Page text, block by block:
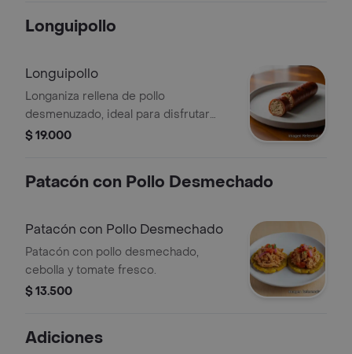
Longuipollo
Longuipollo
Longaniza rellena de pollo
desmenuzado, ideal para disfrutar
como plato principal.
$ 19.000
Patacón con Pollo Desmechado
Patacón con Pollo Desmechado
Patacón con pollo desmechado,
cebolla y tomate fresco.
$ 13.500
Adiciones